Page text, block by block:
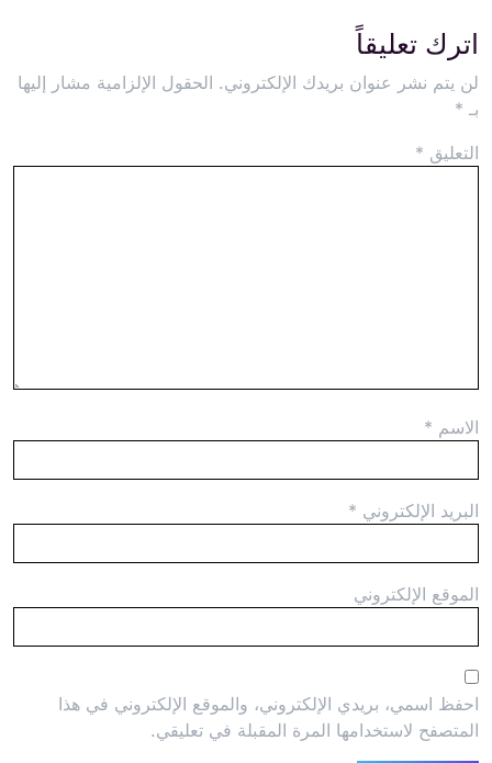
اترك تعليقاً
لن يتم نشر عنوان بريدك الإلكتروني. الحقول الإلزامية مشار إليها
بـ *
التعليق *
الاسم *
البريد الإلكتروني *
الموقع الإلكتروني
احفظ اسمي، بريدي الإلكتروني، والموقع الإلكتروني في هذا
المتصفح لاستخدامها المرة المقبلة في تعليقي.